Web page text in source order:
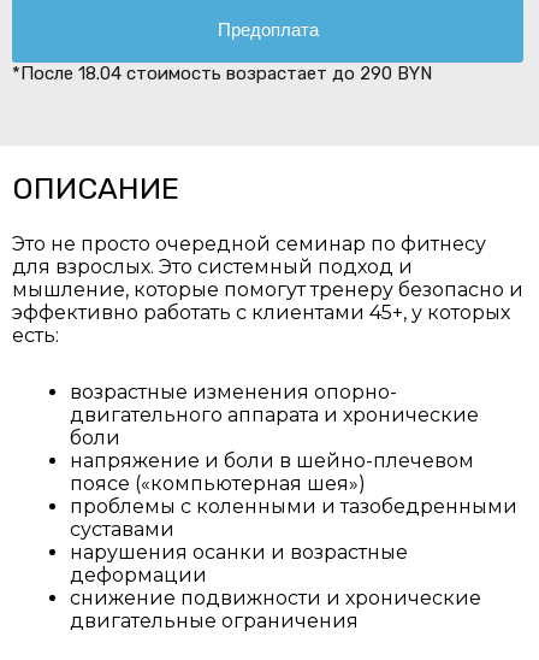
Предоплата
*После 18.04 стоимость возрастает до 290 BYN
ОПИСАНИЕ
Это не просто очередной семинар по фитнесу
для взрослых. Это системный подход и
мышление, которые помогут тренеру безопасно и
эффективно работать с клиентами 45+, у которых
есть:
возрастные изменения опорно-
двигательного аппарата и хронические
боли
напряжение и боли в шейно-плечевом
поясе («компьютерная шея»)
проблемы с коленными и тазобедренными
суставами
нарушения осанки и возрастные
деформации
снижение подвижности и хронические
двигательные ограничения